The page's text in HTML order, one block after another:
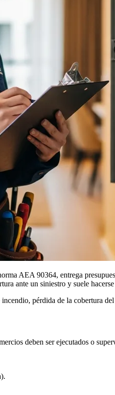
AEA 90364, entrega
ante un siniestro y suele
pérdida de la cobertura
deben ser ejecutados o